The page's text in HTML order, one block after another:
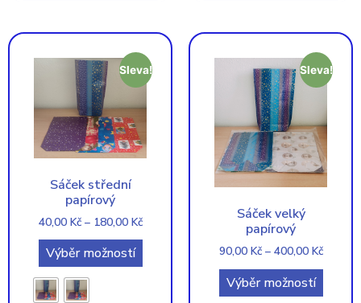
Sleva!
Sáček střední
papírový
40,00 Kč– 180,00 Kč
Výběr možností
Sleva!
Sáček velký
papírový
90,00 Kč– 400,00 Kč
Výběr možností